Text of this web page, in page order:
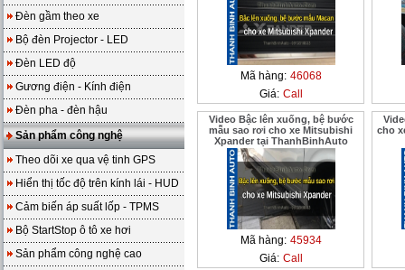
Đèn gầm theo xe
Bộ đèn Projector - LED
Đèn LED độ
Gương điện - Kính điện
Đèn pha - đèn hậu
Sản phẩm công nghệ
Theo dõi xe qua vệ tinh GPS
Hiển thị tốc độ trên kính lái - HUD
Cảm biến áp suất lốp - TPMS
Bộ StartStop ô tô xe hơi
Sản phẩm công nghệ cao
Mã hàng: 46068
Giá: Call
Video Bậc lên xuống, bệ bước
mẫu sao rơi cho xe Mitsubishi
Xpander tại ThanhBinhAuto
Mã hàng: 45934
Giá: Call
cho